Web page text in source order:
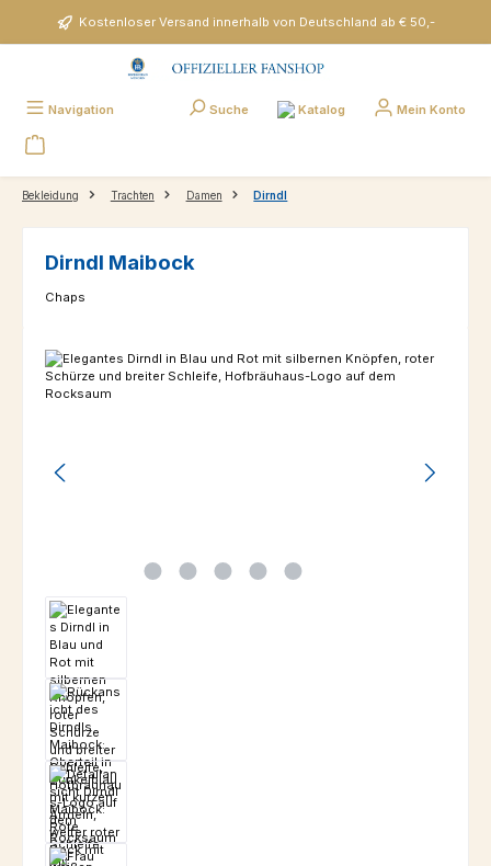
Zum Hauptinhalt springenKostenloser Versand innerhalb von Deutschland ab € 50,-
Navigation Suche Katalog Mein Konto
Bekleidung Trachten Damen Dirndl
Dirndl Maibock
Chaps
Bildergalerie überspringen